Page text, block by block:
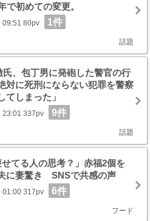
で初めての変更。
09:51 80pv 1件
話題
氏、包丁男に発砲した警官の行
対に死刑にならない犯罪を警察
てしまった」
23:01 337pv 9件
話題
てる人の思考？」赤福2個を
に妻驚き SNSで共感の声
01:00 317pv 6件
フード